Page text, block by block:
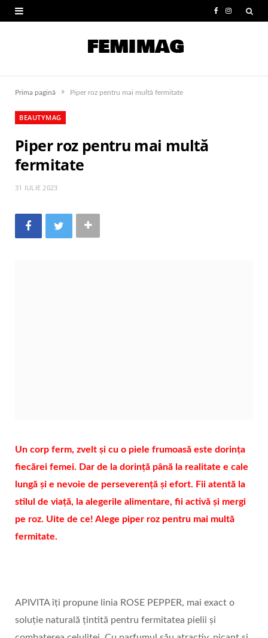
e
I
t
Prima pagină » Piper roz pentru mai multă fermitate
BEAUTYMAG
Piper roz pentru mai multă
fermitate
31 IULIE 2023
Un corp ferm, zvelt și cu o piele frumoasă este dorința
fiecărei femei. Dar de la dorință până la realitate e cale
lungă și e nevoie de perseverență și efort. Fii atentă la
stilul de viață, la alegerile alimentare, fii activă și mergi
pe roz. Uite de ce! Alege piper roz pentru mai multă
fermitate.
APIVITA îți propune linia ROSE PEPPER, mai exact o
soluție naturală țintită pentru fermitatea pielii și